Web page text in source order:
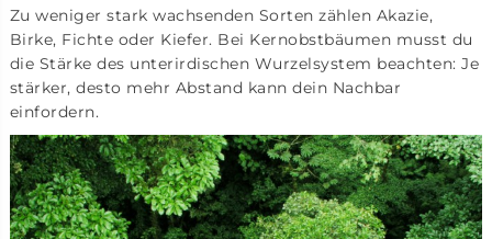
Zu weniger stark wachsenden Sorten zählen Akazie,
Birke, Fichte oder Kiefer. Bei Kernobstbäumen musst du
die Stärke des unterirdischen Wurzelsystem beachten: Je
stärker, desto mehr Abstand kann dein Nachbar
einfordern.